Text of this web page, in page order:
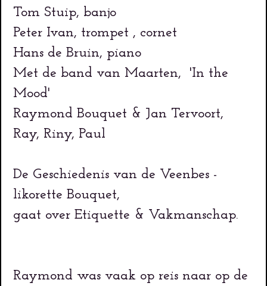
Tom Stuip, banjo
Peter Ivan, trompet , cornet
Hans de Bruin, piano
Met de band van Maarten, 'In the
Mood'
Raymond Bouquet & Jan Tervoort,
Ray, Riny, Paul
De Geschiedenis van de Veenbes -
likorette Bouquet,
gaat over Etiquette & Vakmanschap.
Raymond was vaak op reis naar op de